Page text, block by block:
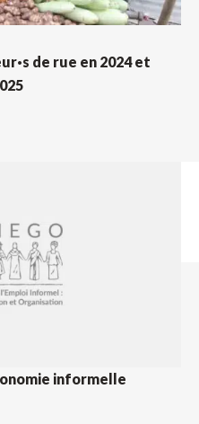
de rue en 2024 et
informelle